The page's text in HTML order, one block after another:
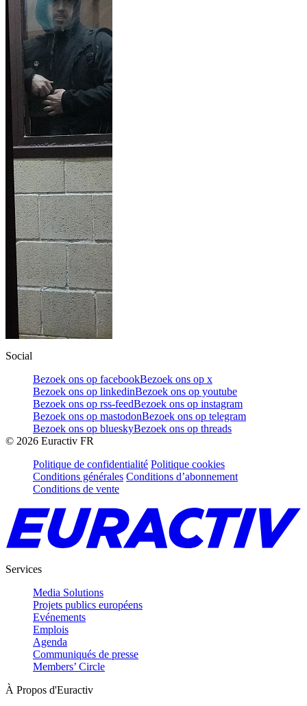
Social
Bezoek ons op facebookBezoek ons op x
Bezoek ons op linkedinBezoek ons op youtube
Bezoek ons op rss-feedBezoek ons op instagram
Bezoek ons op mastodonBezoek ons op telegram
Bezoek ons op blueskyBezoek ons op threads
© 2026 Euractiv FR
Politique de confidentialité Politique cookies
Conditions générales Conditions d’abonnement
Conditions de vente
Services
Media Solutions
Projets publics européens
Evénements
Emplois
Agenda
Communiqués de presse
Members’ Circle
À Propos d'Euractiv